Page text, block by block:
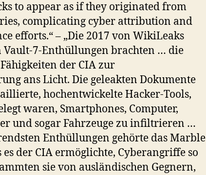
to appear as if they originated from
complicating cyber attribution and
efforts.“ – „Die 2017 von WikiLeaks
7-Enthüllungen brachten … die
der CIA zur
ans Licht. Die geleakten Dokumente
hochentwickelte Hacker-Tools,
waren, Smartphones, Computer,
und sogar Fahrzeuge zu infiltrieren …
Enthüllungen gehörte das Marble
der CIA ermöglichte, Cyberangriffe so
sie von ausländischen Gegnern,